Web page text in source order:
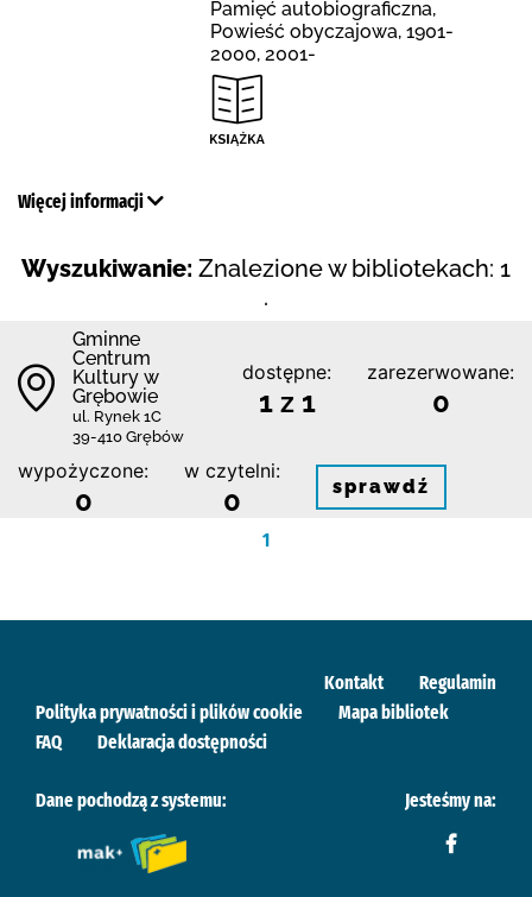
Pamięć autobiograficzna,
Powieść obyczajowa, 1901-
2000, 2001-
Więcej informacji
Wyszukiwanie: Znalezione w bibliotekach: 1
.
Gminne
Centrum
Kultury w
Grębowie
ul. Rynek 1C
39-410 Grębów
dostępne:
1 z 1
zarezerwowane:
0
wypożyczone:
0
w czytelni:
0 sprawdź
1
Kontakt
Regulamin
Polityka prywatności i plików cookie
Mapa bibliotek
FAQ
Deklaracja dostępności
Dane pochodzą z systemu: Jesteśmy na: